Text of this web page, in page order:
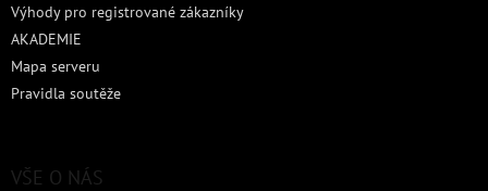
Výhody pro registrované zákazníky
AKADEMIE
Mapa serveru
Pravidla soutěže
VŠE O NÁS